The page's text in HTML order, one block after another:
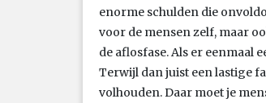
enorme schulden die
voor de mensen zelf, maar
de aflosfase. Als er eenmaal
Terwijl dan juist een lastige
volhouden. Daar moet je